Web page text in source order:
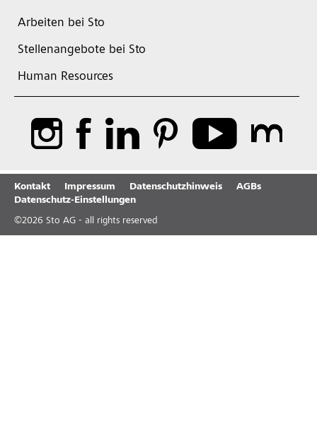
Arbeiten bei Sto
Stellenangebote bei Sto
Human Resources
Kontakt Impressum Datenschutzhinweis
AGBs
Datenschutz-Einstellungen
©2026 Sto AG - all rights reserved